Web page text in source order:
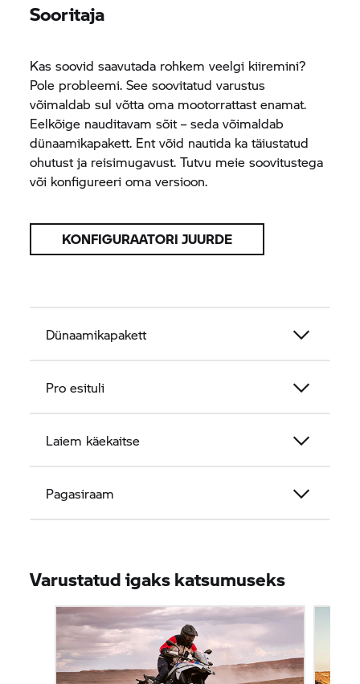
Sooritaja
Kas soovid saavutada rohkem veelgi kiiremini?
Pole probleemi. See soovitatud varustus
võimaldab sul võtta oma mootorrattast enamat.
Eelkõige nauditavam sõit – seda võimaldab
dünaamikapakett. Ent võid nautida ka täiustatud
ohutust ja reisimugavust. Tutvu meie soovitustega
või konfigureeri oma versioon.
KONFIGURAATORI JUURDE
Dünaamikapakett
Pro esituli
Laiem käekaitse
Pagasiraam
Varustatud igaks katsumuseks